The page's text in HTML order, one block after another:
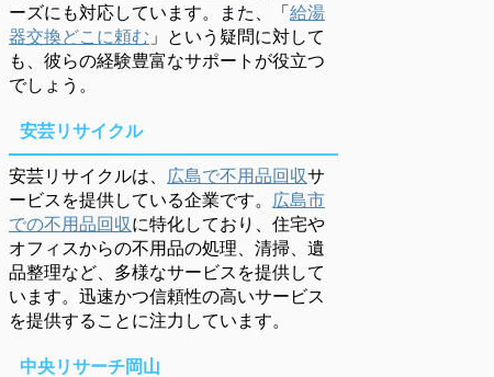
ーズにも対応しています。また、「給湯
器交換どこに頼む 」という疑問に対して
も、彼らの経験豊富なサポートが役立つ
でしょう。
安芸リサイクル
安芸リサイクルは、 広島で不用品回収サ
ービスを提供している企業です。 広島市
での不用品回収に特化しており、住宅や
オフィスからの不用品の処理、清掃、遺
品整理など、多様なサービスを提供して
います。迅速かつ信頼性の高いサービス
を提供することに注力しています。
中央リサーチ岡山